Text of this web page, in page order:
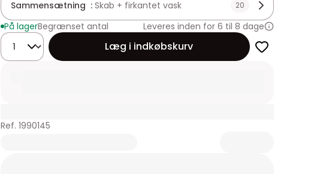
Sammensætning : Skab + firkantet vask 20
På lagerBegrænset antal
Leveres inden for 6 til 8 dage
Mængde
Læg i indkøbskurv
Ref. 1990145